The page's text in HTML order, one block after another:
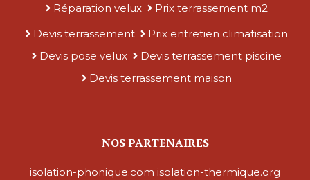
Réparation velux
Prix terrassement m2
Devis terrassement
Prix entretien climatisation
Devis pose velux
Devis terrassement piscine
Devis terrassement maison
NOS PARTENAIRES
isolation-phonique.com isolation-thermique.org